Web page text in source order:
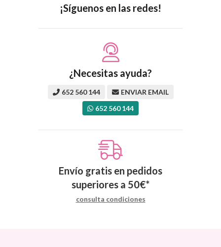
¡Síguenos en las redes!
¿Necesitas ayuda?
652 560 144
ENVIAR EMAIL
652 560 144
Envío gratis en pedidos
superiores a 50€*
consulta condiciones